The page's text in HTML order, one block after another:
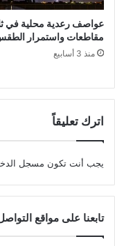
عواصف رعدية محلية في
مقاطعات واستمرار
منذ 3 أسابيع
اترك تعليقاً
يجب أنت تكون مسجل
تابعنا على مواقع